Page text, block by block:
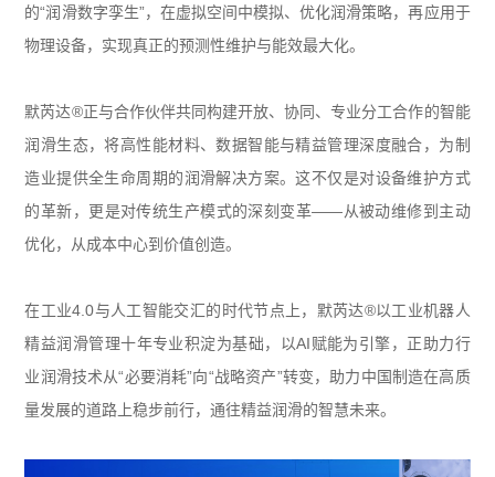
的“润滑数字孪生”，在虚拟空间中模拟、优化润滑策略，再应用于
物理设备，实现真正的预测性维护与能效最大化。
默芮达®正与合作伙伴共同构建开放、协同、专业分工合作的智能
润滑生态，将高性能材料、数据智能与精益管理深度融合，为制
造业提供全生命周期的润滑解决方案。这不仅是对设备维护方式
的革新，更是对传统生产模式的深刻变革——从被动维修到主动
优化，从成本中心到价值创造。
在工业4.0与人工智能交汇的时代节点上，默芮达®以工业机器人
精益润滑管理十年专业积淀为基础，以AI赋能为引擎，正助力行
业润滑技术从“必要消耗”向“战略资产”转变，助力中国制造在高质
量发展的道路上稳步前行，通往精益润滑的智慧未来。